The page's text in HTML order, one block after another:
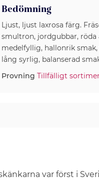
Bedömning
Ljust, ljust laxrosa färg.
smultron, jordgubbar, röda
medelfyllig, hallonrik
lång syrlig, balanserad
Provning Tillfälligt
var först i